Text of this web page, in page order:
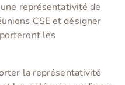
représentativité de
CSE et désigner
les
la représentativité